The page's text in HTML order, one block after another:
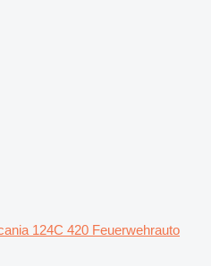
124C 420 Feuerwehrauto